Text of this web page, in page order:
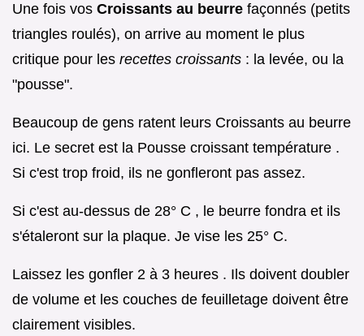
Une fois vos Croissants au beurre façonnés (petits
triangles roulés), on arrive au moment le plus
critique pour les recettes croissants : la levée, ou la
"pousse".
Beaucoup de gens ratent leurs Croissants au beurre
ici. Le secret est la Pousse croissant température .
Si c'est trop froid, ils ne gonfleront pas assez.
Si c'est au-dessus de 28° C , le beurre fondra et ils
s'étaleront sur la plaque. Je vise les 25° C.
Laissez les gonfler 2 à 3 heures . Ils doivent doubler
de volume et les couches de feuilletage doivent être
clairement visibles.